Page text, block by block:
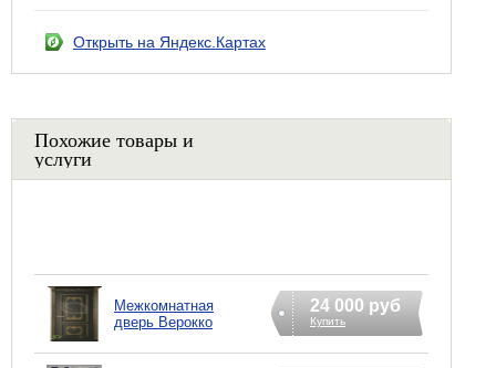
Открыть на Яндекс.Картах
Похожие товары и
услуги
Межкомнатная
дверь Верокко
24 000 руб
Купить